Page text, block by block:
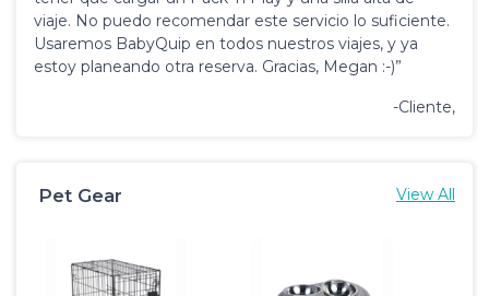
viaje. No puedo recomendar este servicio lo suficiente.
Usaremos BabyQuip en todos nuestros viajes, y ya
estoy planeando otra reserva. Gracias, Megan :-)”
-Cliente,
Pet Gear View All